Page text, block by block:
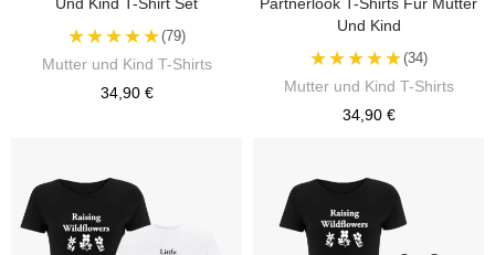
★★★★★(79)
Mutter und Kind T-Shirts
34,90 €
Und Kind
★★★★★(34)
Mutter und Kind T-Shirts
34,90 €